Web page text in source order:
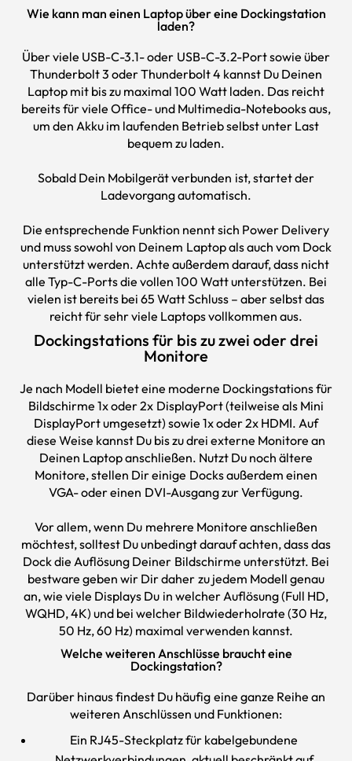
Wie kann man einen Laptop über eine Dockingstation
laden?
Über viele USB-C-3.1- oder USB-C-3.2-Port sowie über
Thunderbolt 3 oder Thunderbolt 4 kannst Du Deinen
Laptop mit bis zu maximal 100 Watt laden. Das reicht
bereits für viele Office- und Multimedia-Notebooks aus,
um den Akku im laufenden Betrieb selbst unter Last
bequem zu laden.
Sobald Dein Mobilgerät verbunden ist, startet der
Ladevorgang automatisch.
Die entsprechende Funktion nennt sich Power Delivery
und muss sowohl von Deinem Laptop als auch vom Dock
unterstützt werden. Achte außerdem darauf, dass nicht
alle Typ-C-Ports die vollen 100 Watt unterstützen. Bei
vielen ist bereits bei 65 Watt Schluss – aber selbst das
reicht für sehr viele Laptops vollkommen aus.
Dockingstations für bis zu zwei oder drei
Monitore
Je nach Modell bietet eine moderne Dockingstations für
Bildschirme 1x oder 2x DisplayPort (teilweise als Mini
DisplayPort umgesetzt) sowie 1x oder 2x HDMI. Auf
diese Weise kannst Du bis zu drei externe Monitore an
Deinen Laptop anschließen. Nutzt Du noch ältere
Monitore, stellen Dir einige Docks außerdem einen
VGA- oder einen DVI-Ausgang zur Verfügung.
Vor allem, wenn Du mehrere Monitore anschließen
möchtest, solltest Du unbedingt darauf achten, dass das
Dock die Auflösung Deiner Bildschirme unterstützt. Bei
bestware geben wir Dir daher zu jedem Modell genau
an, wie viele Displays Du in welcher Auflösung (Full HD,
WQHD, 4K) und bei welcher Bildwiederholrate (30 Hz,
50 Hz, 60 Hz) maximal verwenden kannst.
Welche weiteren Anschlüsse braucht eine
Dockingstation?
Darüber hinaus findest Du häufig eine ganze Reihe an
weiteren Anschlüssen und Funktionen:
Ein RJ45-Steckplatz für kabelgebundene